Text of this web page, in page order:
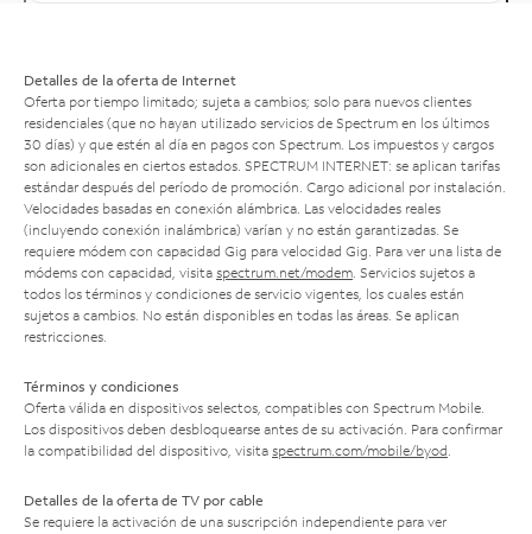
Detalles de la oferta de Internet
Oferta por tiempo limitado; sujeta a cambios; solo para nuevos clientes
residenciales (que no hayan utilizado servicios de Spectrum en los últimos
30 días) y que estén al día en pagos con Spectrum. Los impuestos y cargos
son adicionales en ciertos estados. SPECTRUM INTERNET: se aplican tarifas
estándar después del período de promoción. Cargo adicional por instalación.
Velocidades basadas en conexión alámbrica. Las velocidades reales
(incluyendo conexión inalámbrica) varían y no están garantizadas. Se
requiere módem con capacidad Gig para velocidad Gig. Para ver una lista de
módems con capacidad, visita spectrum.net/modem . Servicios sujetos a
todos los términos y condiciones de servicio vigentes, los cuales están
sujetos a cambios. No están disponibles en todas las áreas. Se aplican
restricciones.
Términos y condiciones
Oferta válida en dispositivos selectos, compatibles con Spectrum Mobile.
Los dispositivos deben desbloquearse antes de su activación. Para confirmar
la compatibilidad del dispositivo, visita spectrum.com/mobile/byod
Detalles de la oferta de TV por cable
Se requiere la activación de una suscripción independiente para ver